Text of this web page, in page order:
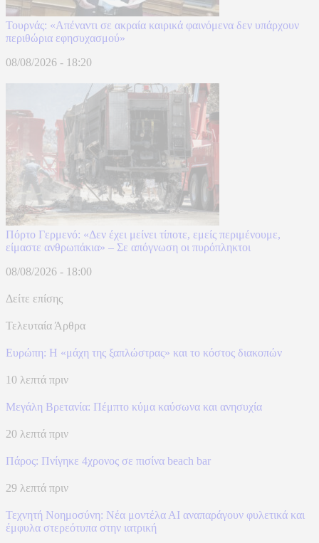
Τουρνάς: «Απέναντι σε ακραία καιρικά φαινόμενα δεν υπάρχουν
περιθώρια εφησυχασμού»
08/08/2026 - 18:20
Πόρτο Γερμενό: «Δεν έχει μείνει τίποτε, εμείς περιμένουμε,
είμαστε ανθρωπάκια» – Σε απόγνωση οι πυρόπληκτοι
08/08/2026 - 18:00
Δείτε επίσης
Τελευταία Άρθρα
Ευρώπη: H «μάχη της ξαπλώστρας» και το κόστος διακοπών
10 λεπτά πριν
Μεγάλη Βρετανία: Πέμπτο κύμα καύσωνα και ανησυχία
20 λεπτά πριν
Πάρος: Πνίγηκε 4χρονος σε πισίνα beach bar
29 λεπτά πριν
Τεχνητή Νοημοσύνη: Νέα μοντέλα ΑΙ αναπαράγουν φυλετικά και
έμφυλα στερεότυπα στην ιατρική